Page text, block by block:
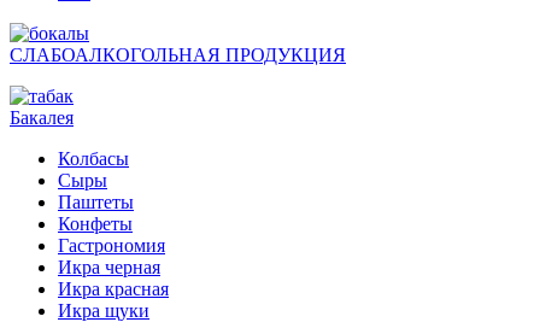
СЛАБОАЛКОГОЛЬНАЯ ПРОДУКЦИЯ
Бакалея
Колбасы
Сыры
Паштеты
Конфеты
Гастрономия
Икра черная
Икра красная
Икра щуки